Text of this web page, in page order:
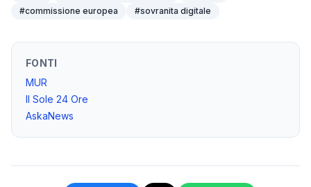
#commissione europea #sovranita digitale
FONTI
MUR
Il Sole 24 Ore
AskaNews